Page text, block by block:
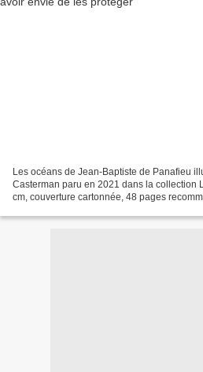
Les océans de Jean-Baptiste de Panafieu
Casterman paru en 2021 dans la collection
cm, couverture cartonnée, 48 pages